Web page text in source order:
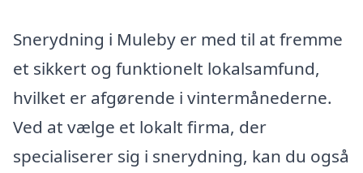
Snerydning i Muleby er med til at fremme
et sikkert og funktionelt lokalsamfund,
hvilket er afgørende i vintermånederne.
Ved at vælge et lokalt firma, der
specialiserer sig i snerydning, kan du også